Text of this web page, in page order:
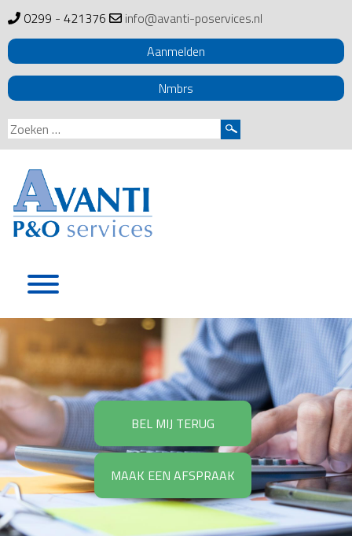
0299 - 421376
info@avanti-poservices.nl
Aanmelden
Nmbrs
Zoeken
naar:
BEL MIJ TERUG
MAAK EEN AFSPRAAK